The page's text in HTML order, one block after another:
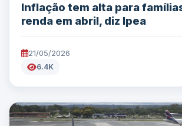
Inflação tem alta para
renda em abril, diz Ipea
21/05/2026
6.4K